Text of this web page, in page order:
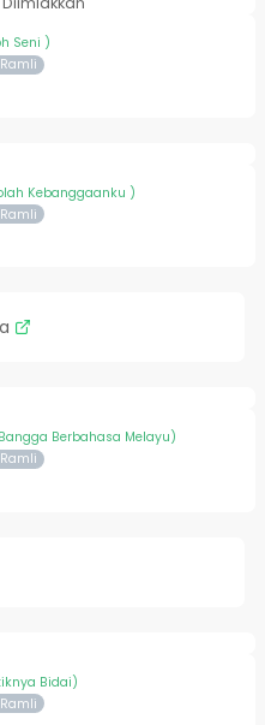
Seni )
Kebanggaanku )
Berbahasa Melayu)
Bidai)